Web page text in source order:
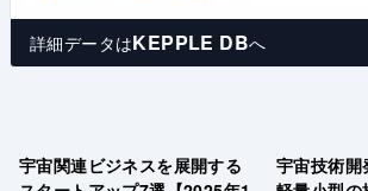
詳細データはKEPPLE DBへ
宇宙関連ビジネスを展開する
宇宙技術開